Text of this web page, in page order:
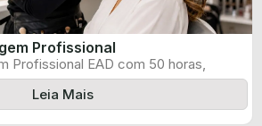
Profissional
Profissional EAD com 50 horas,
pelo produtor e ...
Leia Mais